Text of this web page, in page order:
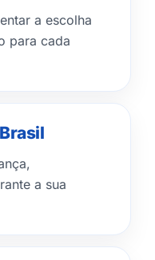
a escolha
para cada
a sua